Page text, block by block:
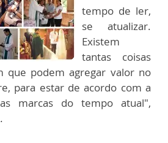
tempo de ler,
se atualizar.
Existem
tantas coisas
que podem agregar valor no
para estar de acordo com a
marcas do tempo atual",